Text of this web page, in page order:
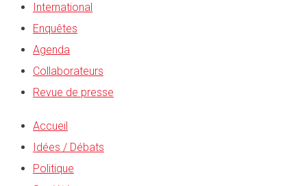
International
Enquêtes
Agenda
Collaborateurs
Revue de presse
Accueil
Idées / Débats
Politique